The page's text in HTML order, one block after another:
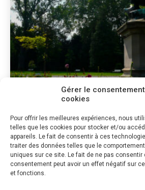
Gérer le
cookies
Pour offrir les meilleures expériences, nous
telles que les cookies pour stocker et/ou
appareils. Le fait de consentir à ces
traiter des données telles que le
uniques sur ce site. Le fait de ne pas consentir
consentement peut avoir un effet négatif sur
et fonctions.
Catégories
PHOTOGRAPHIE
L’aslacienne